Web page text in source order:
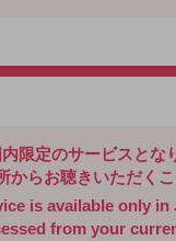
限定のサービスとな
からお聴きいただくこ
is available only in
from your